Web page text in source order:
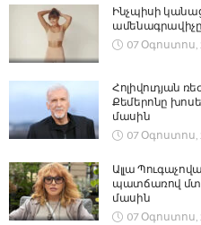
Ինչպիսի
07 Օգոստոս,
Հոլիվուդյան
Քեմերոնը
մասին
07 Օգոստոս,
Ալլա
պատճառով
մասին
07 Օգոստոս,